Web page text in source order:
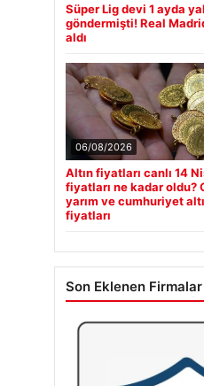
Süper Lig devi 1 ayda
göndermişti! Real
aldı
06/08/2026
Altın fiyatları canlı 14
fiyatları ne kadar oldu?
yarım ve cumhuriyet
fiyatları
Son Eklenen Firmalar